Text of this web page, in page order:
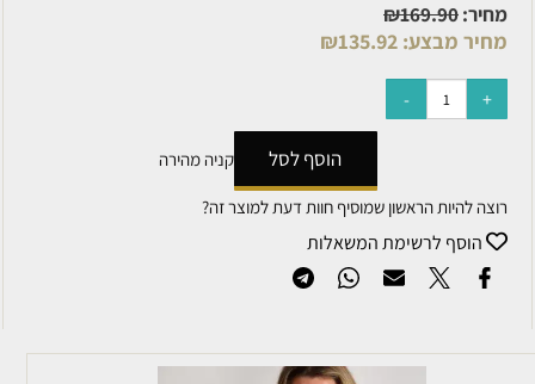
מחיר: ₪169.90
מחיר מבצע: ₪135.92
הוסף לסל קניה מהירה
רוצה להיות הראשון שמוסיף חוות דעת למוצר זה?
הוסף לרשימת המשאלות